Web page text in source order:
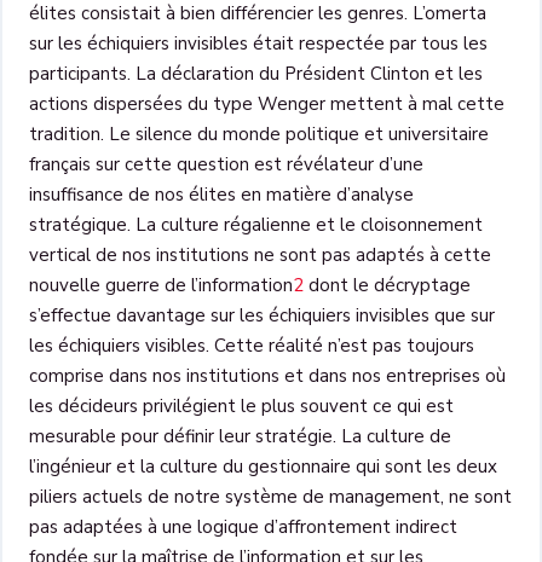
élites consistait à bien différencier les genres. L’omerta
sur les échiquiers invisibles était respectée par tous les
participants. La déclaration du Président Clinton et les
actions dispersées du type Wenger mettent à mal cette
tradition. Le silence du monde politique et universitaire
français sur cette question est révélateur d’une
insuffisance de nos élites en matière d’analyse
stratégique. La culture régalienne et le cloisonnement
vertical de nos institutions ne sont pas adaptés à cette
nouvelle guerre de l’information2 dont le décryptage
s’effectue davantage sur les échiquiers invisibles que sur
les échiquiers visibles. Cette réalité n’est pas toujours
comprise dans nos institutions et dans nos entreprises où
les décideurs privilégient le plus souvent ce qui est
mesurable pour définir leur stratégie. La culture de
l’ingénieur et la culture du gestionnaire qui sont les deux
piliers actuels de notre système de management, ne sont
pas adaptées à une logique d’affrontement indirect
fondée sur la maîtrise de l’information et sur les